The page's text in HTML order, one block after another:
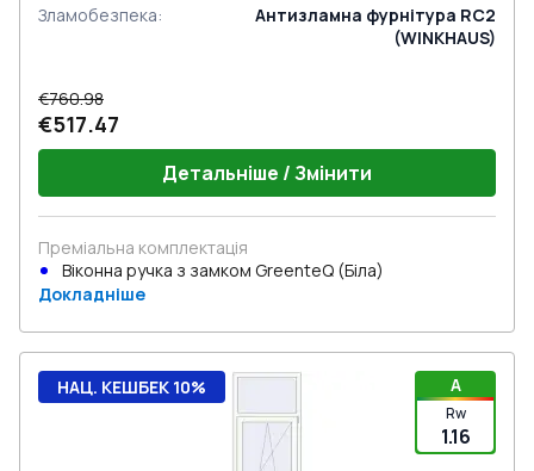
Зламобезпека:
Антизламна фурнітура RC2
(WINKHAUS)
€760.98
€517.47
Детальніше / Змінити
Преміальна комплектація
Віконна ручка з замком GreenteQ (Біла)
Докладніше
A
Rw
1.16
НАЦ. КЕШБЕК 10%